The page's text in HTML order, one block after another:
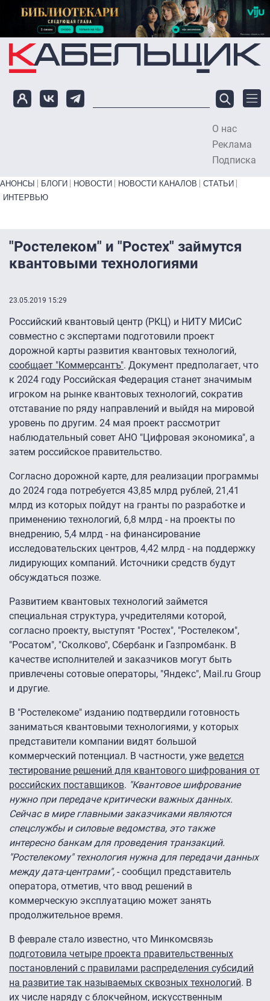
Перейти к основному содержанию
О нас
Реклама
Подписка
Primary links bottom
АНОНСЫ БЛОГИ НОВОСТИ НОВОСТИ КАНАЛОВ
СТАТЬИ
ИНТЕРВЬЮ
"Ростелеком" и "Ростех" займутся
квантовыми технологиями
23.05.2019 15:29
Российский квантовый центр (РКЦ) и НИТУ МИСиС
совместно с экспертами подготовили проект
дорожной карты развития квантовых технологий,
сообщает "Коммерсантъ". Документ предполагает, что
к 2024 году Российская Федерация станет значимым
игроком на рынке квантовых технологий, сократив
отставание по ряду направлений и выйдя на мировой
уровень по другим. 24 мая проект рассмотрит
наблюдательный совет АНО "Цифровая экономика", а
затем российское правительство.
Согласно дорожной карте, для реализации программы
до 2024 года потребуется 43,85 млрд рублей, 21,41
млрд из которых пойдут на гранты по разработке и
применению технологий, 6,8 млрд - на проекты по
внедрению, 5,4 млрд - на финансирование
исследовательских центров, 4,42 млрд - на поддержку
лидирующих компаний. Источники средств будут
обсуждаться позже.
Развитием квантовых технологий займется
специальная структура, учредителями которой,
согласно проекту, выступят "Ростех", "Ростелеком",
"Росатом", "Сколково", Сбербанк и Газпромбанк. В
качестве исполнителей и заказчиков могут быть
привлечены сотовые операторы, "Яндекс", Mail.ru Group
и другие.
В "Ростелекоме" изданию подтвердили готовность
заниматься квантовыми технологиями, у которых
представители компании видят большой
коммерческий потенциал. В частности, уже ведется
тестирование решений для квантового шифрования от
российских поставщиков. "Квантовое шифрование
нужно при передаче критически важных данных.
Сейчас в мире главными заказчиками являются
спецслужбы и силовые ведомства, это также
интересно банкам для проведения транзакций.
"Ростелекому" технология нужна для передачи данных
между дата-центрами", - сообщил представитель
оператора, отметив, что ввод решений в
коммерческую эксплуатацию может занять
продолжительное время.
В феврале стало известно, что Минкомсвязь
подготовила четыре проекта правительственных
постановлений с правилами распределения субсидий
на развитие так называемых сквозных технологий. В
их числе наряду с блокчейном, искусственным